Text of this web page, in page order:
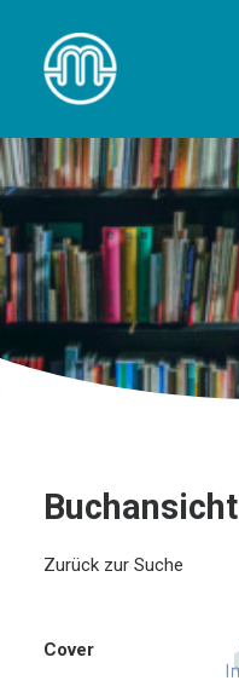
Pfarrleben
Gottesdienste
Sakramente
Caritas
Über uns
Pfarrverband
Buchansicht
Zurück zur Suche
Cover